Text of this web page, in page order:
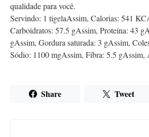
qualidade para você.
Servindo: 1 tigelaAssim, Calorias: 541
Carboidratos: 57.5 gAssim, Proteína: 43 g
gAssim, Gordura saturada: 3 gAssim,
Sódio: 1100mgAssim, Fibra: 5.5 gAssim,
Share Tweet